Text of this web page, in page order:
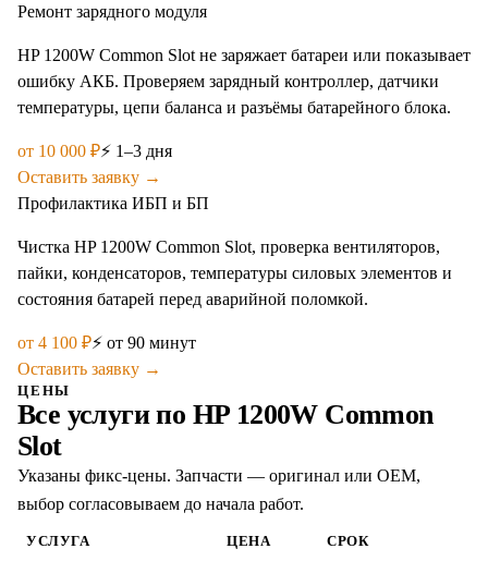
Ремонт зарядного модуля
HP 1200W Common Slot не заряжает батареи или показывает
ошибку АКБ. Проверяем зарядный контроллер, датчики
температуры, цепи баланса и разъёмы батарейного блока.
от 10 000 ₽⚡ 1–3 дня
Оставить заявку →
Профилактика ИБП и БП
Чистка HP 1200W Common Slot, проверка вентиляторов,
пайки, конденсаторов, температуры силовых элементов и
состояния батарей перед аварийной поломкой.
от 4 100 ₽⚡ от 90 минут
Оставить заявку →
ЦЕНЫ
Все услуги по HP 1200W Common
Slot
Указаны фикс-цены. Запчасти — оригинал или OEM,
выбор согласовываем до начала работ.
УСЛУГА ЦЕНА СРОК